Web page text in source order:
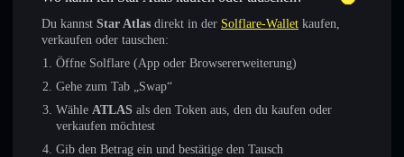
Du kannst Star Atlas direkt in der Solflare-Wallet kaufen,
verkaufen oder tauschen:
Öffne Solflare (App oder Browsererweiterung)
Gehe zum Tab „Swap“
Wähle ATLAS als den Token aus, den du kaufen oder
verkaufen möchtest
Gib den Betrag ein und bestätige den Tausch